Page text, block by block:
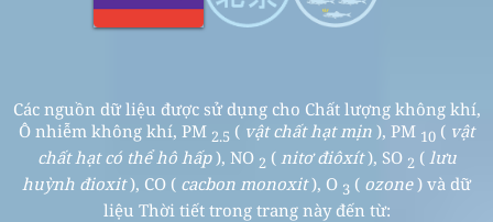
Các nguồn dữ liệu được sử dụng cho Chất lượng không khí,
Ô nhiễm không khí, PM 2.5 ( vật chất hạt mịn ), PM 10 ( vật
chất hạt có thể hô hấp), NO 2 ( nitơ điôxít), SO 2 ( lưu
huỳnh đioxit), CO ( cacbon monoxit), O 3 ( ozone) và dữ
liệu Thời tiết trong trang này đến từ: